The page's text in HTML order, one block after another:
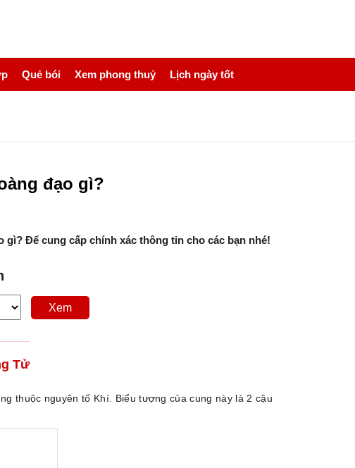
Quẻ bói Xem phong thuỷ Lịch ngày tốt
đạo gì?
Để cung cấp chính xác thông tin cho các bạn nhé!
Xem
Tử
thuộc nguyên tố Khí. Biểu tượng của cung này là 2 cậu